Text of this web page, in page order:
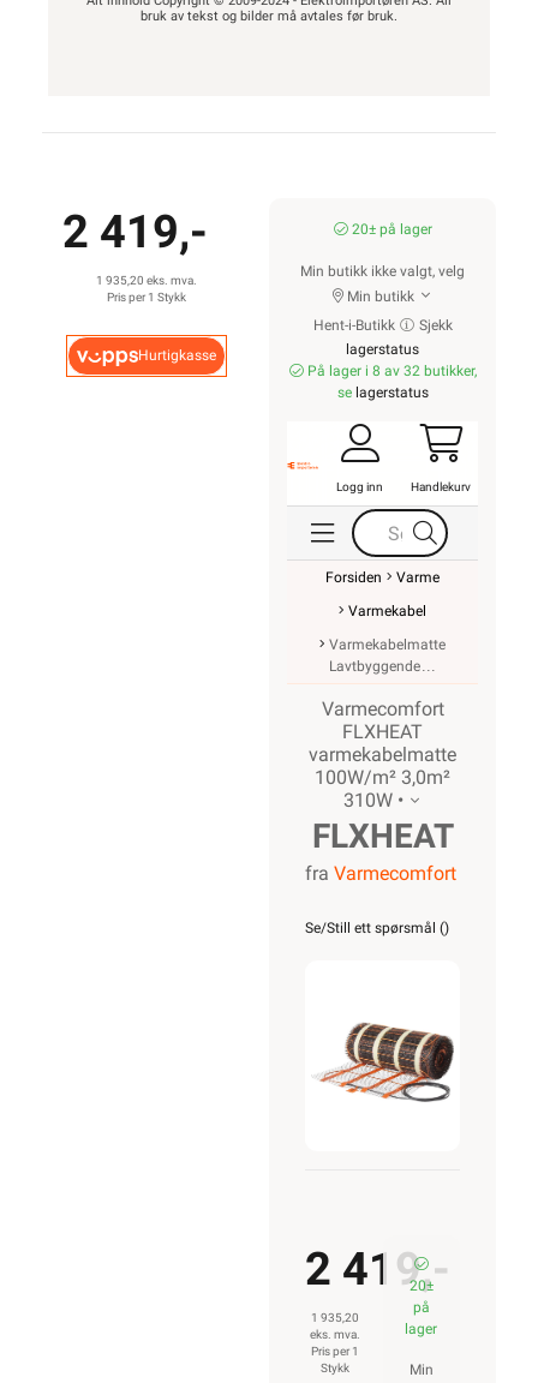
bruk av tekst og bilder må avtales før bruk.
2 419,-
1 935,20 eks. mva.
Pris per 1 Stykk
Hurtigkasse
20± på lager
Min butikk ikke valgt, velg
Min butikk
Hent-i-Butikk
Sjekk
lagerstatus
På lager i 8 av 32 butikker,
se lagerstatus
Logg inn Handlekurv
Forsiden
Varme
Varmekabel
Varmekabelmatte
Lavtbyggende
Varmecomfort
FLXHEAT
varmekabelmatte
100W/m² 3,0m²
310W •
FLXHEAT
100W/m²
310W
fra Varmecomfort
Se/Still ett spørsmål ()
2 419,-
1 935,20
eks. mva.
Pris per 1
Stykk
20±
på
lager
Min